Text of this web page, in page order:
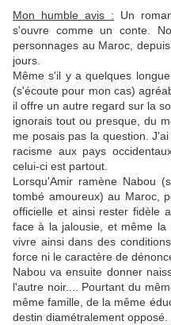
Mon humble avis : Un
s'ouvre comme un conte.
personnages au Maroc,
jours.
Même s'il y a quelques
(s'écoute pour mon cas)
il offre un autre regard sur la
ignorais tout ou presque, du
me posais pas la question.
racisme aux pays
celui-ci est partout.
Lorsqu'Amir ramène Nabou
tombé amoureux) au Maroc,
officielle et ainsi rester fidèle
face à la jalousie, et même
vivre ainsi dans des
force ni le caractère de
Nabou va ensuite donner
l'autre noir.... Pourtant du
même famille, de la même
destin diamétralement opposé.